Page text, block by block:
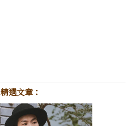
精選文章：